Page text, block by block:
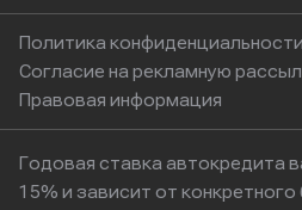
Политика конфиденциальности
Согласие на рекламную
Правовая информация
Годовая ставка автокредита
15% и зависит от